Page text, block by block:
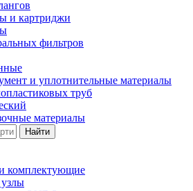
и картриджи
фильтров
и уплотнительные материалы
труб
материалы
Найти
комплектующие